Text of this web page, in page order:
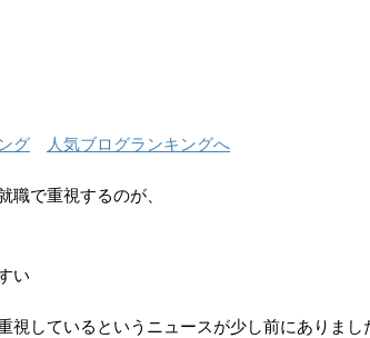
グ 人気ブログランキングへ
職で重視するのが、
い
視しているというニュースが少し前にありまし